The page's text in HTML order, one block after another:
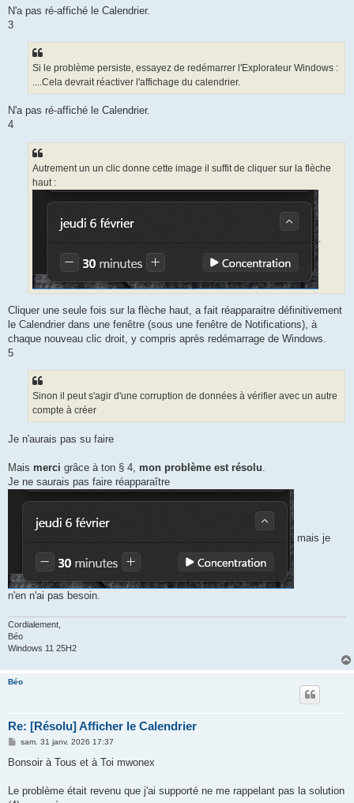
N'a pas ré-affiché le Calendrier.
3
Si le problème persiste, essayez de redémarrer l'Explorateur Windows :
....Cela devrait réactiver l'affichage du calendrier.
N'a pas ré-affiché le Calendrier.
4
Autrement un un clic donne cette image il suffit de cliquer sur la flèche
haut :
Cliquer une seule fois sur la flèche haut, a fait réapparaitre définitivement
le Calendrier dans une fenêtre (sous une fenêtre de Notifications), à
chaque nouveau clic droit, y compris après redémarrage de Windows.
5
Sinon il peut s'agir d'une corruption de données à vérifier avec un autre
compte à créer
Je n'aurais pas su faire
Mais merci grâce à ton § 4, mon problème est résolu
Je ne saurais pas faire réapparaître
mais je
n'en n'ai pas besoin.
Cordialement,
Béo
Windows 11 25H2
Béo
Re: [Résolu] Afficher le Calendrier
M
s
g
sam. 31 janv. 2026 17:37
Bonsoir à Tous et à Toi mwonex
Le problème était revenu que j'ai supporté ne me rappelant pas la solution